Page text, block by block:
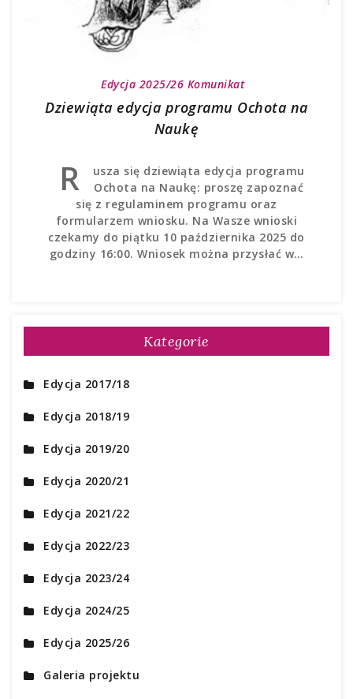
Edycja 2025/26 Komunikat
Dziewiąta edycja programu Ochota na
Naukę
R
usza się dziewiąta edycja programu
Ochota na Naukę: proszę zapoznać
się z regulaminem programu oraz
formularzem wniosku. Na Wasze wnioski
czekamy do piątku 10 października 2025 do
godziny 16:00. Wniosek można przysłać w…
Kategorie
Edycja 2017/18
Edycja 2018/19
Edycja 2019/20
Edycja 2020/21
Edycja 2021/22
Edycja 2022/23
Edycja 2023/24
Edycja 2024/25
Edycja 2025/26
Galeria projektu